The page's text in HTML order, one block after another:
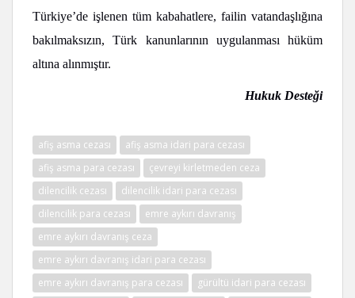
Türkiye’de işlenen tüm kabahatlere, failin vatandaşlığına
bakılmaksızın, Türk kanunlarının uygulanması hüküm
altına alınmıştır.
Hukuk Desteği
afiş asma cezası
afiş asma idari para cezası
afiş asma para cezası
çevreyi kirletmeden ceza
dilencilik cezası
dilencilik idari para cezası
dilencilik para cezası
emre aykırı davranış
emre aykırı davranış ceza
emre aykırı davranış idari para cezası
emre aykırı davranış para cezası
gürültü idari para cezası